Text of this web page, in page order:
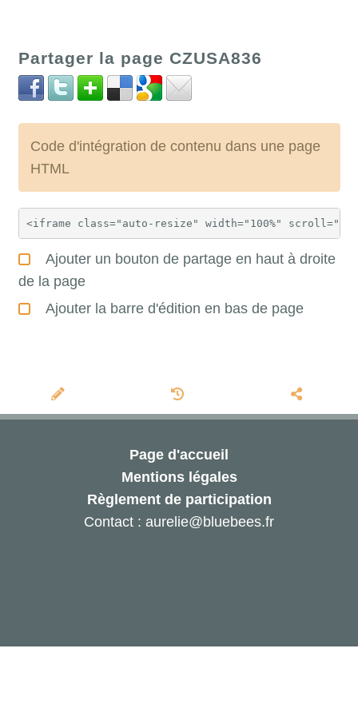
Partager la page CZUSA836
Code d'intégration de contenu dans une page
HTML
Ajouter un bouton de partage en haut à droite
de la page
Ajouter la barre d'édition en bas de page
Page d'accueil
Mentions légales
Règlement de participation
Contact : aurelie@bluebees.fr